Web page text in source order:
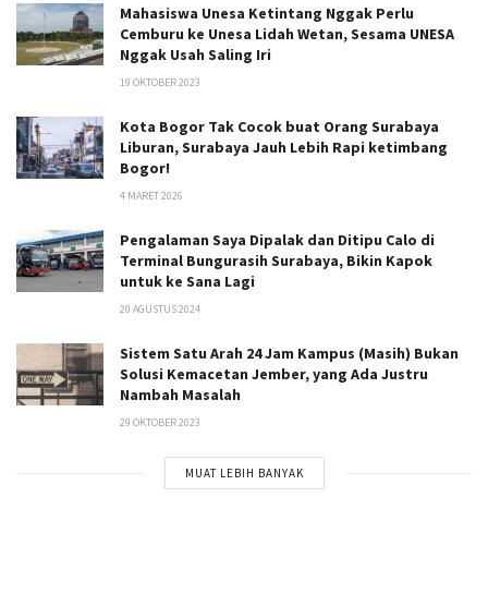
Mahasiswa Unesa Ketintang Nggak Perlu
Cemburu ke Unesa Lidah Wetan, Sesama UNESA
Nggak Usah Saling Iri
19 OKTOBER 2023
Kota Bogor Tak Cocok buat Orang Surabaya
Liburan, Surabaya Jauh Lebih Rapi ketimbang
Bogor!
4 MARET 2026
Pengalaman Saya Dipalak dan Ditipu Calo di
Terminal Bungurasih Surabaya, Bikin Kapok
untuk ke Sana Lagi
20 AGUSTUS 2024
Sistem Satu Arah 24 Jam Kampus (Masih) Bukan
Solusi Kemacetan Jember, yang Ada Justru
Nambah Masalah
29 OKTOBER 2023
MUAT LEBIH BANYAK